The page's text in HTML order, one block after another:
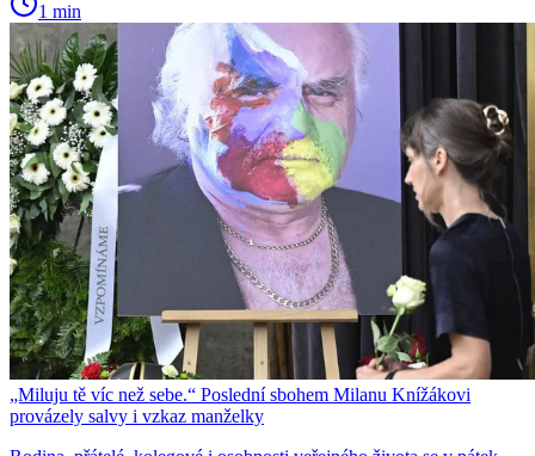
1 min
„Miluju tě víc než sebe.“ Poslední sbohem Milanu Knížákovi
provázely salvy i vzkaz manželky